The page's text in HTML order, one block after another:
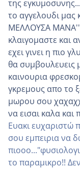
της
το αγγελουδι μας
ΜΕΛΛΟΥΣΑ ΜΑΝΑ'',
κλαιγομαστε και
εχει γινει η πιο
θα συμβουλευεις
καινουρια
γκρεμους απο το
μωρου σου
να εισαι καλα και
Ευακι ευχαριστώ
σου εμπειρια να
το παραμικρο!!